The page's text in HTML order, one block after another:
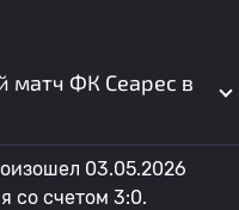
матч ФК Сеарес в
03.05.2026
со счетом 3:0.